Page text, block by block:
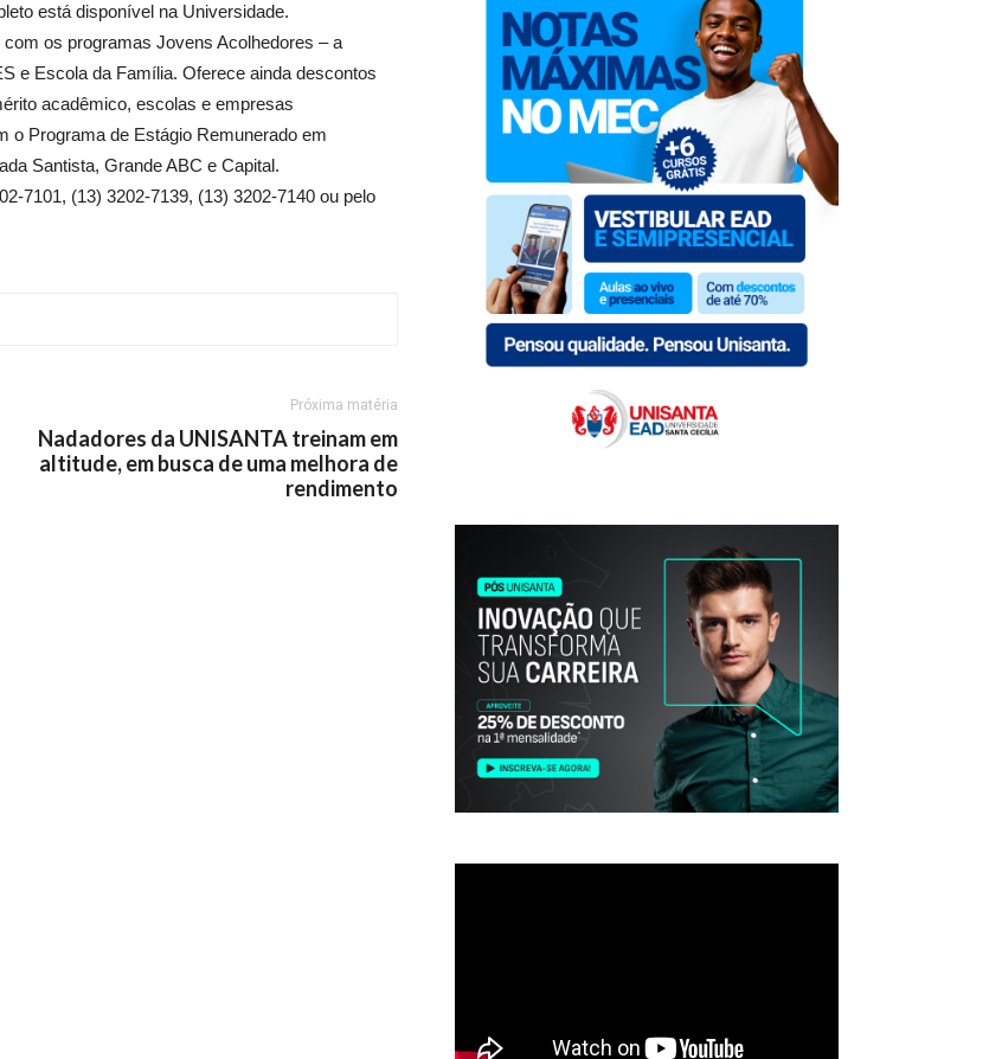
está disponível na Universidade.
os programas Jovens Acolhedores – a
e Escola da Família. Oferece ainda descontos
acadêmico, escolas e empresas
o Programa de Estágio Remunerado em
Santista, Grande ABC e Capital.
7101, (13) 3202-7139, (13) 3202-7140 ou pelo
Próxima matéria
Nadadores da UNISANTA treinam em
altitude, em busca de uma melhora de
rendimento